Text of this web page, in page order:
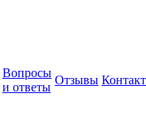
Вопросы
и ответы
Отзывы